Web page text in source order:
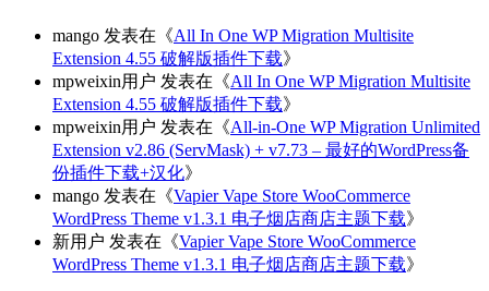
mango 发表在《All In One WP Migration Multisite
Extension 4.55 破解版插件下载》
mpweixin用户 发表在《All In One WP Migration Multisite
Extension 4.55 破解版插件下载》
mpweixin用户 发表在《All-in-One WP Migration Unlimited
Extension v2.86 (ServMask) + v7.73 – 最好的WordPress备
份插件下载+汉化》
mango 发表在《Vapier Vape Store WooCommerce
WordPress Theme v1.3.1 电子烟店商店主题下载》
新用户 发表在《Vapier Vape Store WooCommerce
WordPress Theme v1.3.1 电子烟店商店主题下载》